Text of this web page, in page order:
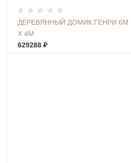
ДЕРЕВЯННЫЙ ДОМИК ГЕНРИ 6М
Х 4М
629288 ₽